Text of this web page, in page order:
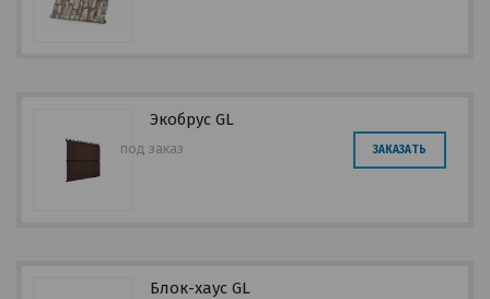
Экобрус GL
под заказ ЗАКАЗАТЬ
Блок-хаус GL